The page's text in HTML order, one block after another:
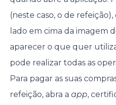
(neste caso, o de
lado em cima da imagem
aparecer o que quer
pode realizar todas as
Para pagar as suas
refeição, abra a app,